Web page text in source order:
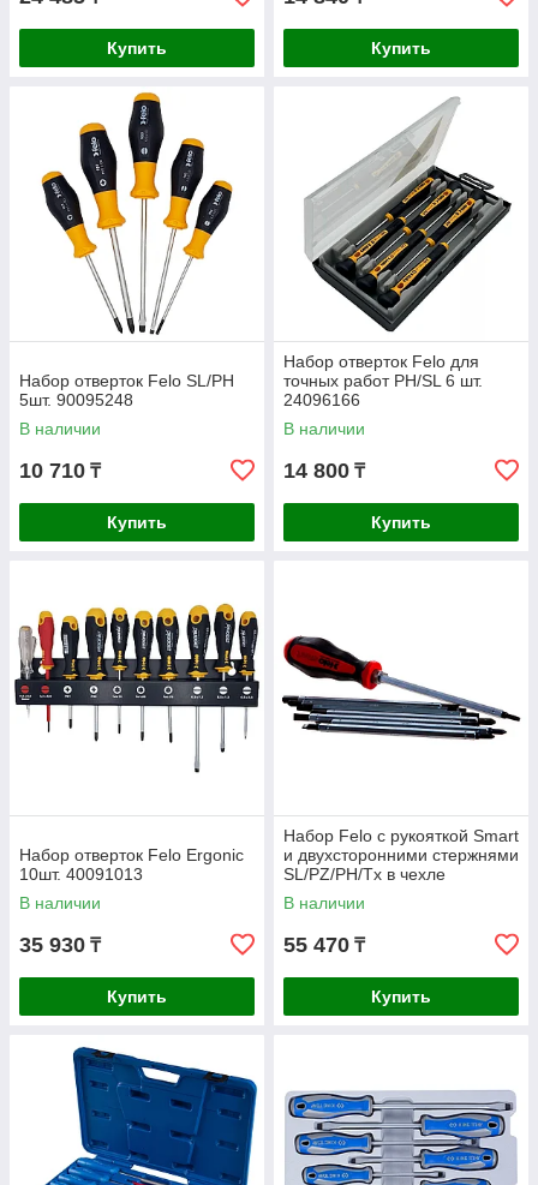
Купить Купить
Набор отверток Felo SL/PH
5шт. 90095248
В наличии
10 710 ₸
Купить
Набор отверток Felo для
точных работ PH/SL 6 шт.
24096166
В наличии
14 800 ₸
Купить
Набор отверток Felo Ergonic
10шт. 40091013
В наличии
35 930 ₸
Купить
Набор Felo с рукояткой Smart
и двухсторонними стержнями
SL/PZ/PH/Tx в чехле
06080904
В наличии
55 470 ₸
Купить